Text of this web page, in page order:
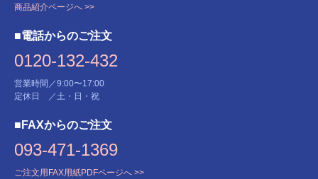
商品紹介ページへ >>
■電話からのご注文
0120-132-432
営業時間／9:00〜17:00
定休日 ／土・日・祝
■FAXからのご注文
093-471-1369
ご注文用FAX用紙PDFページへ >>